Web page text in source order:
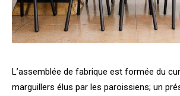
L’assemblée de fabrique est formée du
marguillers élus par les paroissiens; un